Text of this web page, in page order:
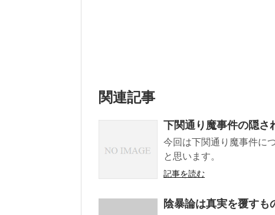
関連記事
下関通り魔事件の隠さ
今回は下関通り魔事件に
と思います。
記事を読む
陰暴論は真実を覆すも